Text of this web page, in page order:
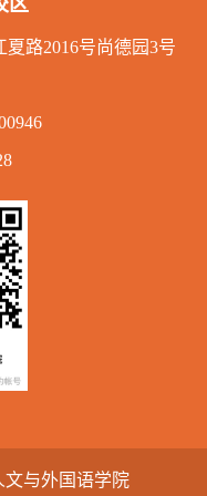
路2016号尚德园3号
与外国语学院